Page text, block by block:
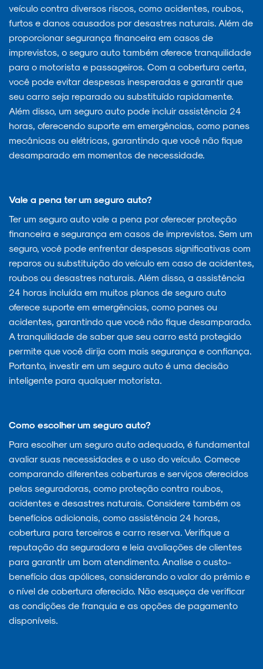
veículo contra diversos riscos, como acidentes, roubos,
furtos e danos causados por desastres naturais. Além de
proporcionar segurança financeira em casos de
imprevistos, o seguro auto também oferece tranquilidade
para o motorista e passageiros. Com a cobertura certa,
você pode evitar despesas inesperadas e garantir que
seu carro seja reparado ou substituído rapidamente.
Além disso, um seguro auto pode incluir assistência 24
horas, oferecendo suporte em emergências, como panes
mecânicas ou elétricas, garantindo que você não fique
desamparado em momentos de necessidade.
Vale a pena ter um seguro auto?
Ter um seguro auto vale a pena por oferecer proteção
financeira e segurança em casos de imprevistos. Sem um
seguro, você pode enfrentar despesas significativas com
reparos ou substituição do veículo em caso de acidentes,
roubos ou desastres naturais. Além disso, a assistência
24 horas incluída em muitos planos de seguro auto
oferece suporte em emergências, como panes ou
acidentes, garantindo que você não fique desamparado.
A tranquilidade de saber que seu carro está protegido
permite que você dirija com mais segurança e confiança.
Portanto, investir em um seguro auto é uma decisão
inteligente para qualquer motorista.
Como escolher um seguro auto?
Para escolher um seguro auto adequado, é fundamental
avaliar suas necessidades e o uso do veículo. Comece
comparando diferentes coberturas e serviços oferecidos
pelas seguradoras, como proteção contra roubos,
acidentes e desastres naturais. Considere também os
benefícios adicionais, como assistência 24 horas,
cobertura para terceiros e carro reserva. Verifique a
reputação da seguradora e leia avaliações de clientes
para garantir um bom atendimento. Analise o custo-
benefício das apólices, considerando o valor do prêmio e
o nível de cobertura oferecido. Não esqueça de verificar
as condições de franquia e as opções de pagamento
disponíveis.